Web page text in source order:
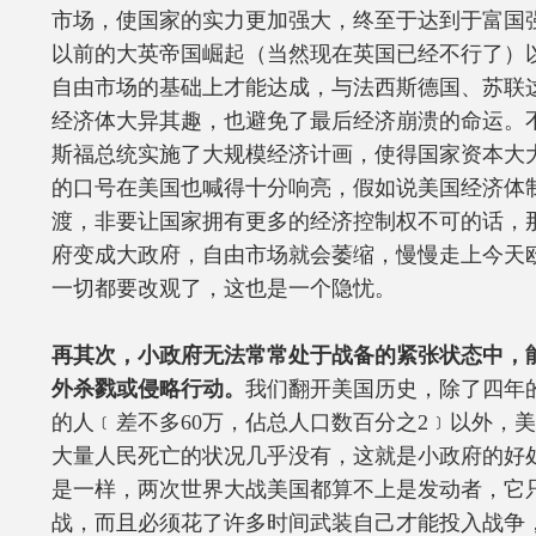
市场，使国家的实力更加强大，终至于达到于富国
以前的大英帝国崛起（当然现在英国已经不行了）
自由市场的基础上才能达成，与法西斯德国、苏联
经济体大异其趣，也避免了最后经济崩溃的命运。
斯福总统实施了大规模经济计画，使得国家资本大
的口号在美国也喊得十分响亮，假如说美国经济体
渡，非要让国家拥有更多的经济控制权不可的话，
府变成大政府，自由市场就会萎缩，慢慢走上今天
一切都要改观了，这也是一个隐忧。
再其次，小政府无法常常处于战备的紧张状态中，
外杀戮或侵略行动。 我们翻开美国历史，除了四年
的人﹝差不多60万，佔总人口数百分之2﹞以外，
大量人民死亡的状况几乎没有，这就是小政府的好
是一样，两次世界大战美国都算不上是发动者，它
战，而且必须花了许多时间武装自己才能投入战争